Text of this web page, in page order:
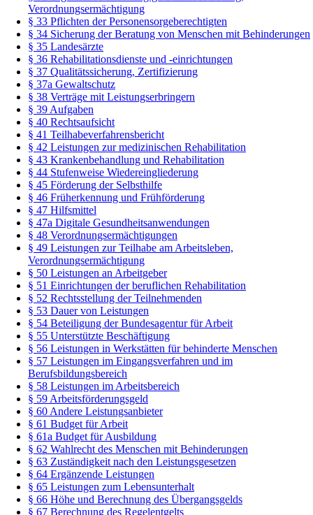
Verordnungsermächtigung
§ 33 Pflichten der Personensorgeberechtigten
§ 34 Sicherung der Beratung von Menschen mit Behinderungen
§ 35 Landesärzte
§ 36 Rehabilitationsdienste und -einrichtungen
§ 37 Qualitätssicherung, Zertifizierung
§ 37a Gewaltschutz
§ 38 Verträge mit Leistungserbringern
§ 39 Aufgaben
§ 40 Rechtsaufsicht
§ 41 Teilhabeverfahrensbericht
§ 42 Leistungen zur medizinischen Rehabilitation
§ 43 Krankenbehandlung und Rehabilitation
§ 44 Stufenweise Wiedereingliederung
§ 45 Förderung der Selbsthilfe
§ 46 Früherkennung und Frühförderung
§ 47 Hilfsmittel
§ 47a Digitale Gesundheitsanwendungen
§ 48 Verordnungsermächtigungen
§ 49 Leistungen zur Teilhabe am Arbeitsleben,
Verordnungsermächtigung
§ 50 Leistungen an Arbeitgeber
§ 51 Einrichtungen der beruflichen Rehabilitation
§ 52 Rechtsstellung der Teilnehmenden
§ 53 Dauer von Leistungen
§ 54 Beteiligung der Bundesagentur für Arbeit
§ 55 Unterstützte Beschäftigung
§ 56 Leistungen in Werkstätten für behinderte Menschen
§ 57 Leistungen im Eingangsverfahren und im
Berufsbildungsbereich
§ 58 Leistungen im Arbeitsbereich
§ 59 Arbeitsförderungsgeld
§ 60 Andere Leistungsanbieter
§ 61 Budget für Arbeit
§ 61a Budget für Ausbildung
§ 62 Wahlrecht des Menschen mit Behinderungen
§ 63 Zuständigkeit nach den Leistungsgesetzen
§ 64 Ergänzende Leistungen
§ 65 Leistungen zum Lebensunterhalt
§ 66 Höhe und Berechnung des Übergangsgelds
§ 67 Berechnung des Regelentgelts